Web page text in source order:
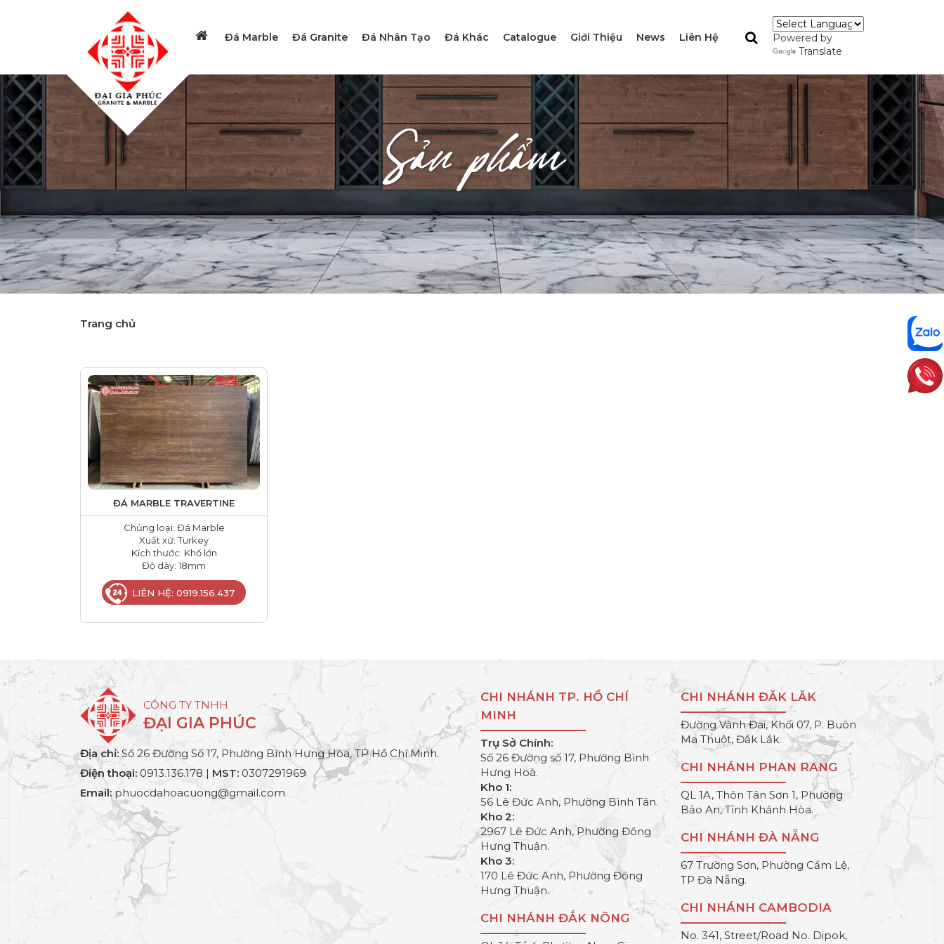
Đá Marble Đá Granite Đá Nhân Tạo Đá Khác Catalogue Giới Thiệu News Liên Hệ
Powered by
Translate
Sản phẩm
Trang chủ
ĐÁ MARBLE TRAVERTINE
Chủng loại: Đá Marble
Xuất xứ: Turkey
Kích thước: Khổ lớn
Độ dày: 18mm
LIÊN HỆ: 0919.156.437
CÔNG TY TNHH
ĐẠI GIA PHÚC
Địa chỉ: Số 26 Đường Số 17, Phường Bình Hưng Hòa, TP Hồ Chí Minh.
Điện thoại: 0913.136.178 | MST: 0307291969
Email:phuocdahoacuong@gmail.com
CHI NHÁNH TP. HỒ CHÍ
MINH
Trụ Sở Chính:
Số 26 Đường số 17, Phường Bình
Hưng Hoà.
Kho 1:
56 Lê Đức Anh, Phường Bình Tân.
Kho 2:
2967 Lê Đức Anh, Phường Đông
Hưng Thuận.
Kho 3:
170 Lê Đức Anh, Phường Đông
Hưng Thuận.
CHI NHÁNH ĐẮK NÔNG
CHI NHÁNH ĐĂK LĂK
Đường Vành Đai, Khối 07, P. Buôn
Ma Thuột, Đắk Lắk.
CHI NHÁNH PHAN RANG
QL 1A, Thôn Tân Sơn 1, Phường
Bảo An, Tỉnh Khánh Hòa.
CHI NHÁNH ĐÀ NẴNG
67 Trường Sơn, Phường Cẩm Lệ,
TP Đà Nẵng.
CHI NHÁNH CAMBODIA
No. 341, Street/Road No. Dipok,